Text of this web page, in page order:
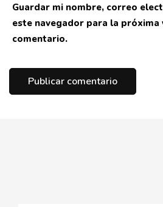
Guardar mi nombre, correo
este navegador para la próxima
comentario.